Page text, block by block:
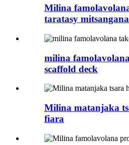
Milina
taratasy mitsangana
milina
scaffold deck
Milina matanjaka
fiara